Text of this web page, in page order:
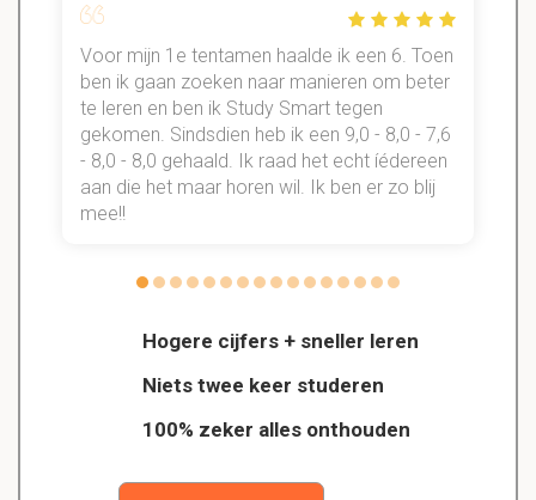
Hogere cijfers + sneller leren
Niets twee keer studeren
100% zeker alles onthouden
Voor mijn 1e tentamen haalde ik een 6. Toen
ben ik gaan zoeken naar manieren om beter
te leren en ben ik Study Smart tegen
gekomen. Sindsdien heb ik een 9,0 - 8,0 - 7,6
- 8,0 - 8,0 gehaald. Ik raad het echt íédereen
aan die het maar horen wil. Ik ben er zo blij
mee!!